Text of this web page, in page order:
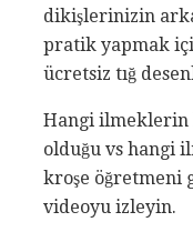
dikişlerinizin
pratik yapmak
ücretsiz tığ
Hangi ilmeklerin
olduğu vs hangi
kroşe öğretmeni
videoyu izleyin.